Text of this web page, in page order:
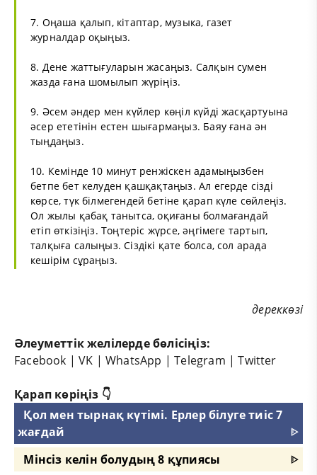
7. Оңаша қалып, кітаптар, музыка, газет
журналдар оқыңыз.
8. Дене жаттығуларын жасаңыз. Салқын сумен
жазда ғана шомылып жүріңіз.
9. Әсем әндер мен күйлер көңіл күйді жасқартуына
әсер ететінін естен шығармаңыз. Баяу ғана ән
тыңдаңыз.
10. Кемінде 10 минут ренжіскен адамыңызбен
бетпе бет келуден қашқақтаңыз. Ал егерде сізді
көрсе, түк білмегендей бетіне қарап күле сөйлеңіз.
Ол жылы қабақ танытса, оқиғаны болмағандай
етіп өткізіңіз. Тоңтеріс жүрсе, әңгімеге тартып,
талқыға салыңыз. Сіздікі қате болса, сол арада
кешірім сұраңыз.
дереккөзі
Әлеуметтік желілерде бөлісіңіз:
Facebook |VK |WhatsApp |Telegram |Twitter
Қарап көріңіз 👇
Қол мен тырнақ күтімі. Ерлер білуге тиіс 7
жағдай
ᐈ
Мінсіз келін болудың 8 құпиясы
ᐈ